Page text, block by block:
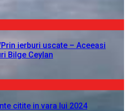
ierburi uscate – Aceeasi
Bilge Ceylan
citite in vara lui 2024